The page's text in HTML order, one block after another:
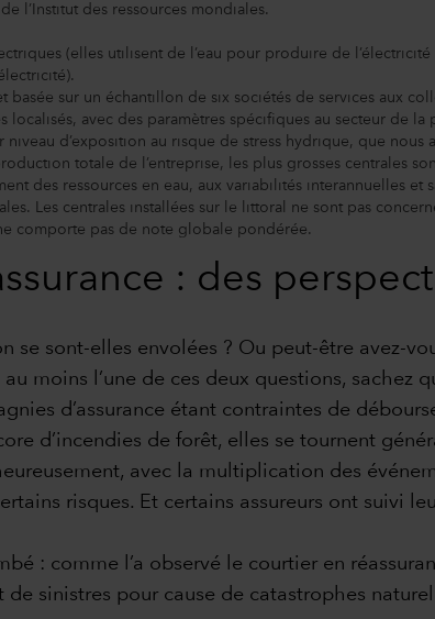
l’Institut des ressources mondiales.
(elles utilisent de l’eau pour produire de
basée sur un échantillon de six sociétés de services aux
localisés, avec des paramètres spécifiques au secteur de
d’exposition au risque de stress hydrique, que
totale de l’entreprise, les plus grosses centrales
des ressources en eau, aux variabilités interannuelles
Les centrales installées sur le littoral ne sont pas
comporte pas de note globale pondérée.
: des
se sont-elles envolées ? Ou peut-être avez-
moins l’une de ces deux questions,
d’assurance étant contraintes de
d’incendies de forêt, elles se tournent
avec la multiplication des
risques. Et certains assureurs ont suivi
: comme l’a observé le courtier en
sinistres pour cause de catastrophes